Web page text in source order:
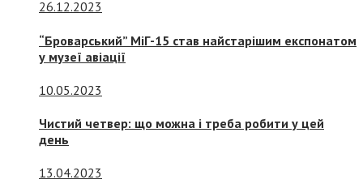
26.12.2023
“Броварський” МіГ-15 став найстарішим експонатом
у музеї авіації
10.05.2023
Чистий четвер: що можна і треба робити у цей
день
13.04.2023